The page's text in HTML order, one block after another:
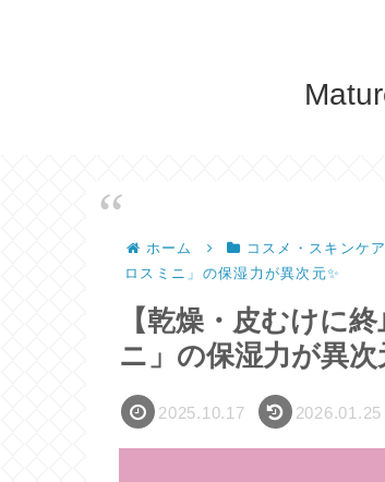
ホーム コスメ・スキンケ
ロスミニ」の保湿力が異次元✨
【乾燥・皮むけに
ニ」の保湿力が異次
2025.10.17 2026.01.25